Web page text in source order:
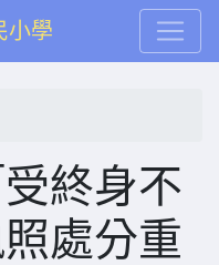
小學
終身不
處分重